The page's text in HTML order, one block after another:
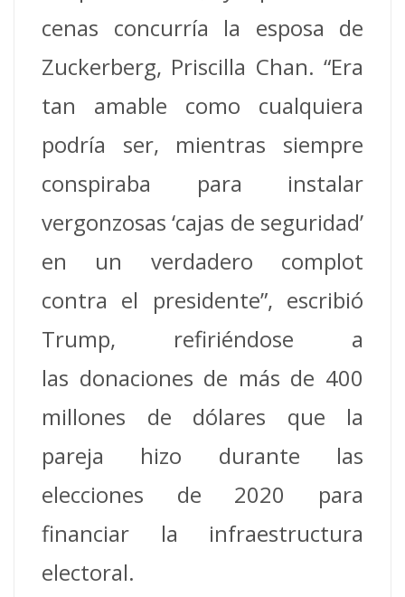
cenas concurría la esposa de
Zuckerberg, Priscilla Chan. “Era
tan amable como cualquiera
podría ser, mientras siempre
conspiraba para instalar
vergonzosas ‘cajas de seguridad’
en un verdadero complot
contra el presidente”, escribió
Trump, refiriéndose a
las donaciones de más de 400
millones de dólares que la
pareja hizo durante las
elecciones de 2020 para
financiar la infraestructura
electoral.